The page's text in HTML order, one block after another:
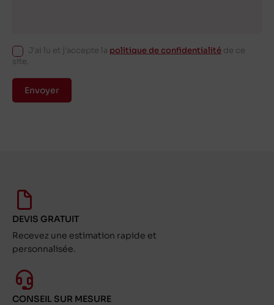
J'ai lu et j'accepte la politique de confidentialité de ce
site.
Envoyer
DEVIS GRATUIT
Recevez une estimation rapide et
personnalisée.
CONSEIL SUR MESURE